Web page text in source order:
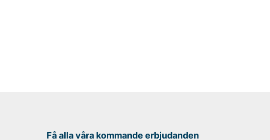
Få alla våra kommande erbjudanden